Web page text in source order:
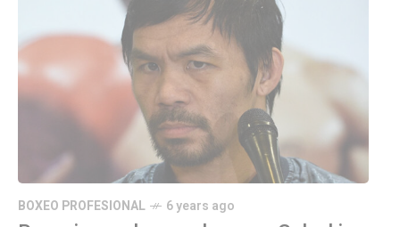
BOXEO PROFESIONAL 6 years ago